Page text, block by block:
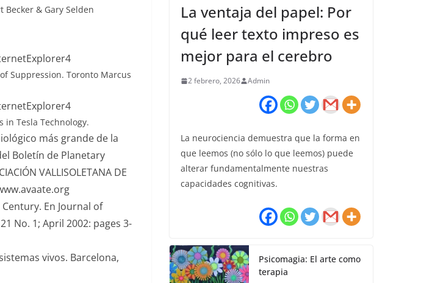
Becker & Gary Selden
Suppression. Toronto Marcus
in Tesla Technology.
más grande de la
Boletín de Planetary
VALLISOLETANA DE
En Journal of
No. 1; April 2002: pages 3-
vivos. Barcelona,
La ventaja del papel: Por
qué leer texto impreso es
mejor para el cerebro
2 febrero, 2026 Admin
La neurociencia demuestra que la forma en
que leemos (no sólo lo que leemos) puede
alterar fundamentalmente nuestras
capacidades cognitivas.
Psicomagia: El arte como
terapia